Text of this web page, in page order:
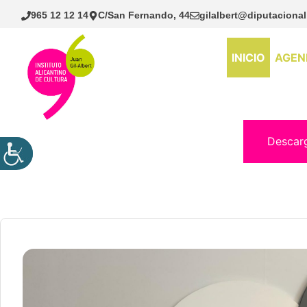
Saltar
965 12 12 14 C/San Fernando, 44
INICIO